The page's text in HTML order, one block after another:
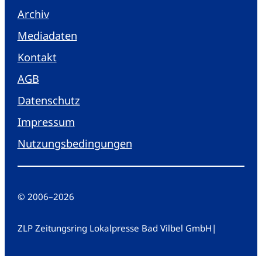
Archiv
Mediadaten
Kontakt
AGB
Datenschutz
Impressum
Nutzungsbedingungen
© 2006–2026
ZLP Zeitungsring Lokalpresse Bad Vilbel GmbH |